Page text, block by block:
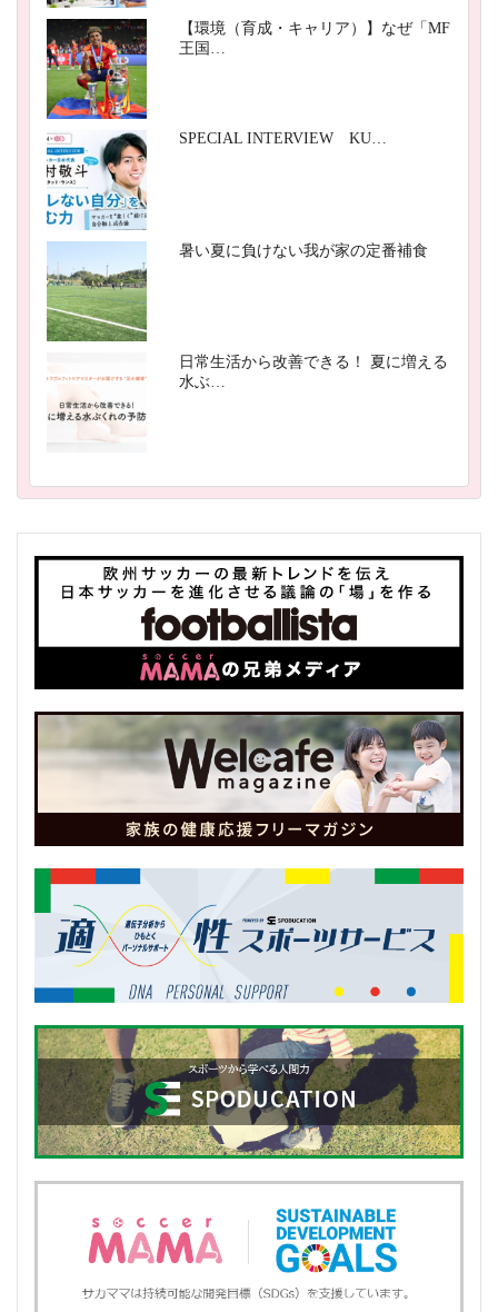
【環境（育成・キャリア）】なぜ「MF
王国…
SPECIAL INTERVIEW KU…
暑い夏に負けない我が家の定番補食
日常生活から改善できる！ 夏に増える
水ぶ…